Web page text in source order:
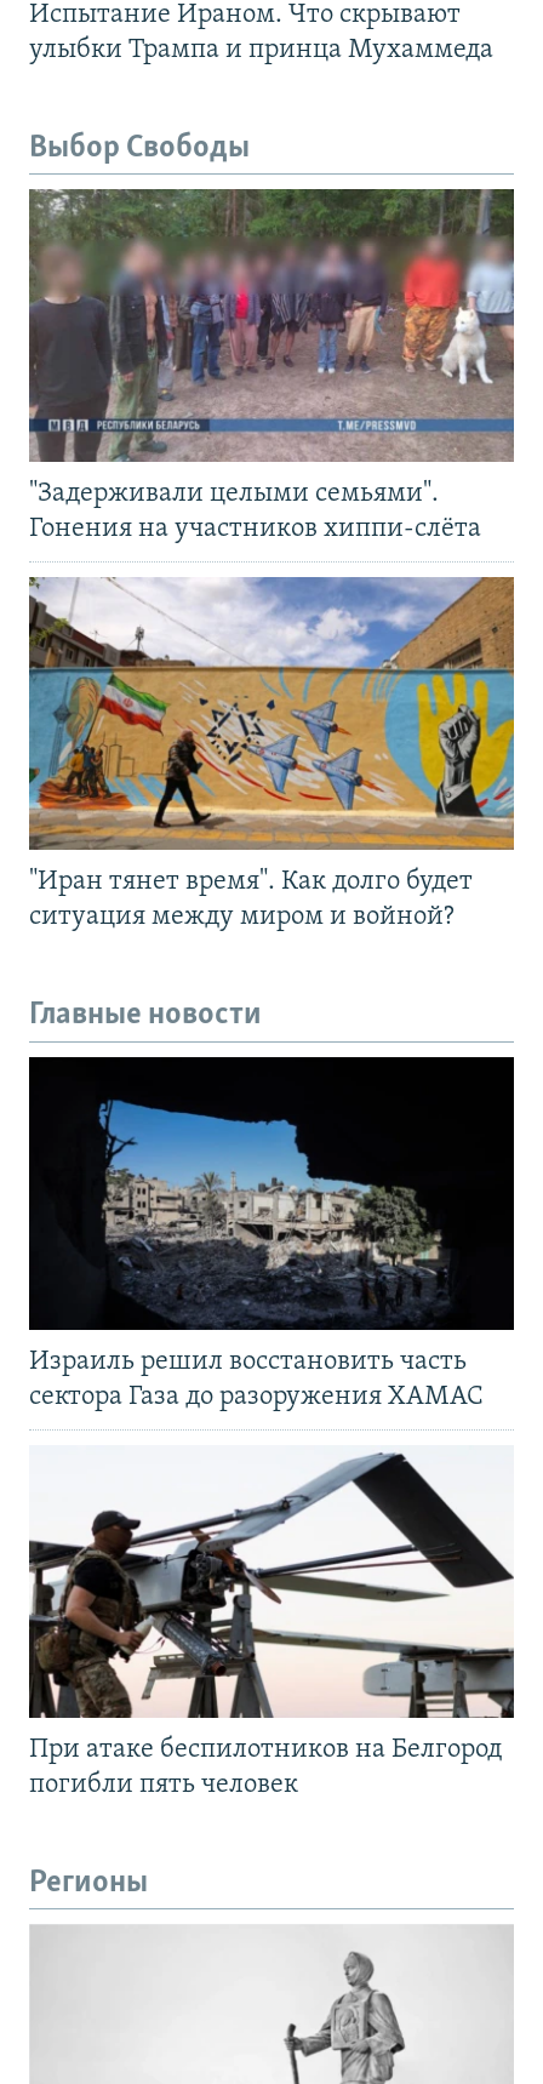
Испытание Ираном. Что скрывают
улыбки Трампа и принца Мухаммеда
Выбор Свободы
"Задерживали целыми семьями".
Гонения на участников хиппи-слёта
"Иран тянет время". Как долго будет
ситуация между миром и войной?
Главные новости
Израиль решил восстановить часть
сектора Газа до разоружения ХАМАС
При атаке беспилотников на Белгород
погибли пять человек
Регионы